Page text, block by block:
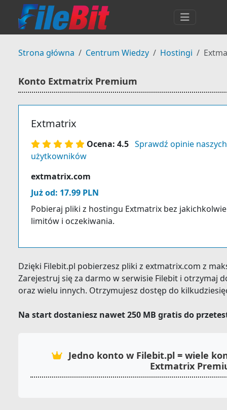
Strona główna Centrum Wiedzy Hostingi
Konto Extmatrix Premium
Extmatrix
Ocena: 4.5 Sprawdź opinie naszych
użytkowników
extmatrix.com
Już od: 17.99 PLN
Pobieraj pliki z hostingu Extmatrix bez
limitów i oczekiwania.
Dzięki Filebit.pl pobierzesz pliki z extmatrix.com z
Zarejestruj się za darmo w serwisie Filebit i otrzymaj
oraz wielu innych. Otrzymujesz dostęp do
Na start dostaniesz nawet 250 MB gratis do
Jedno konto w Filebit.pl = wiele
Extmatrix